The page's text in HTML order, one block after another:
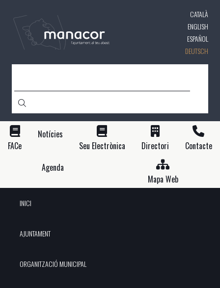
CATALÀ
ENGLISH
ESPAÑOL
DEUTSCH
FACe
Notícies
Seu Electrònica
Directori
Contacte
Agenda
Mapa Web
INICI
AJUNTAMENT
ORGANITZACIÓ MUNICIPAL